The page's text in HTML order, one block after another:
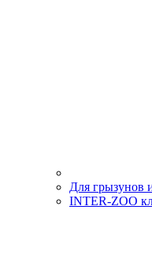
Для грызунов
INTER-ZOO